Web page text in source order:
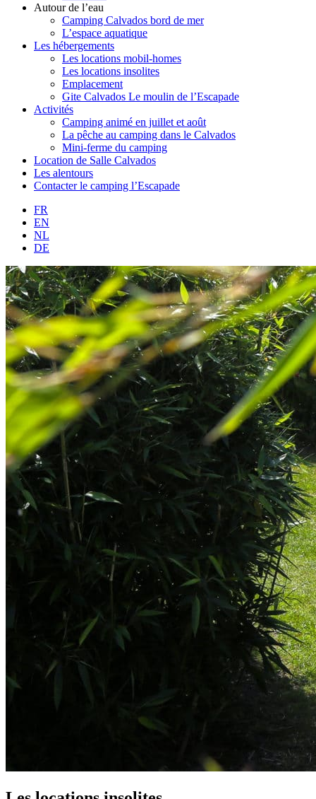
Autour de l’eau
Camping Calvados bord de mer
L’espace aquatique
Les hébergements
Les locations mobil-homes
Les locations insolites
Emplacement
Gite Calvados Le moulin de l’Escapade
Activités
Camping animé en juillet et août
La pêche au camping dans le Calvados
Mini-ferme du camping
Location de Salle Calvados
Les alentours
Contacter le camping l’Escapade
FR
EN
NL
DE